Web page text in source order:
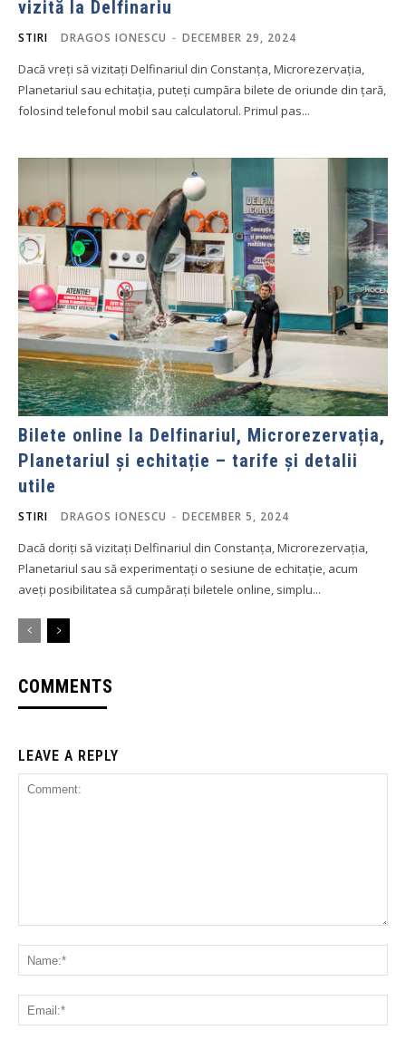
vizită la Delfinariu
STIRI DRAGOS IONESCU - DECEMBER 29, 2024
Dacă vreți să vizitați Delfinariul din Constanța, Microrezervația,
Planetariul sau echitația, puteți cumpăra bilete de oriunde din țară,
folosind telefonul mobil sau calculatorul. Primul pas...
Bilete online la Delfinariul, Microrezervația,
Planetariul și echitație – tarife și detalii
utile
STIRI DRAGOS IONESCU - DECEMBER 5, 2024
Dacă doriți să vizitați Delfinariul din Constanța, Microrezervația,
Planetariul sau să experimentați o sesiune de echitație, acum
aveți posibilitatea să cumpărați biletele online, simplu...
COMMENTS
LEAVE A REPLY